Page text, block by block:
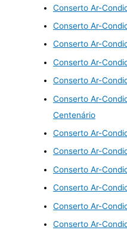
Conserto Ar-
Conserto Ar-
Conserto Ar-
Conserto Ar-
Conserto Ar-
Conserto Ar-
Centenário
Conserto Ar-
Conserto Ar-
Conserto Ar-
Conserto Ar-
Conserto Ar-
Conserto Ar-